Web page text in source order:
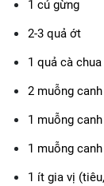
1 củ gừng
2-3 quả ớt
1 quả cà
2 muỗng
1 muỗng
1 muỗng
1 ít gia vị